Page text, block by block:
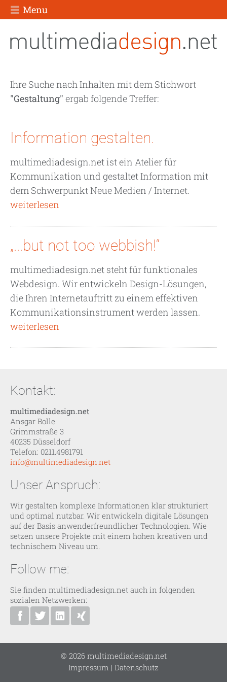
Menu
Ihre Suche nach Inhalten mit dem Stichwort
"Gestaltung" ergab folgende Treffer:
Information gestalten.
multimediadesign.net ist ein Atelier für
Kommunikation und gestaltet Information mit
dem Schwerpunkt Neue Medien / Internet.
weiterlesen
„...but not too webbish!“
multimediadesign.net steht für funktionales
Webdesign. Wir entwickeln Design-Lösungen,
die Ihren Internetauftritt zu einem effektiven
Kommunikationsinstrument werden lassen.
weiterlesen
Kontakt:
multimediadesign.net
Ansgar Bolle
Grimmstraße 3
40235 Düsseldorf
Telefon: 0211.4981791
info@multimediadesign.net
Unser Anspruch:
Wir gestalten komplexe Informationen klar strukturiert
und optimal nutzbar. Wir entwickeln digitale Lösungen
auf der Basis anwenderfreundlicher Technologien. Wie
setzen unsere Projekte mit einem hohen kreativen und
technischem Niveau um.
Follow me:
Sie finden multimediadesign.net auch in folgenden
sozialen Netzwerken:
multimediadesign.net bei Facebook
Ansgar Bolle bei Twitter
Ansgar Bolle bei Linkedin
© 2026 multimediadesign.net
Impressum | Datenschutz